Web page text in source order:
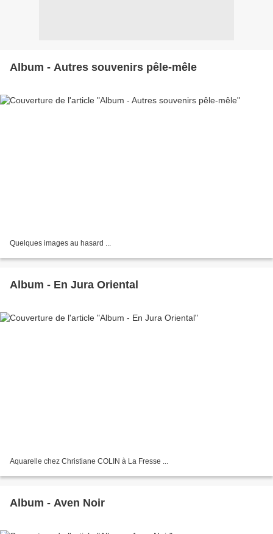
Album - Autres souvenirs pêle-mêle
Quelques images au hasard ...
Album - En Jura Oriental
Aquarelle chez Christiane COLIN à La Fresse ...
Album - Aven Noir